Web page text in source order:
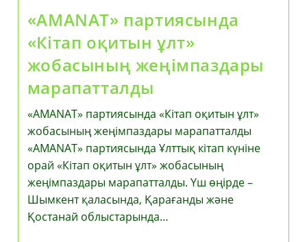
«AMANAT» партиясында
«Кітап оқитын ұлт»
жобасының жеңімпаздары
марапатталды
«AMANAT» партиясында «Кітап оқитын ұлт»
жобасының жеңімпаздары марапатталды
«AMANAT» партиясында Ұлттық кітап күніне
орай «Кітап оқитын ұлт» жобасының
жеңімпаздары марапатталды. Үш өңірде –
Шымкент қаласында, Қарағанды және
Қостанай облыстарында…